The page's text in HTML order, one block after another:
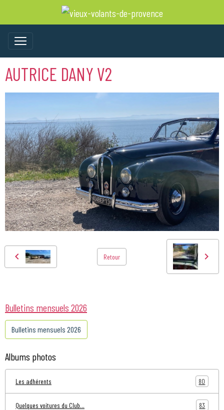
AUTRICE DANY V2
Retour
Bulletins mensuels 2026
Bulletins mensuels 2026
Albums photos
Les adhérents 80
Quelques voitures du Club... 83